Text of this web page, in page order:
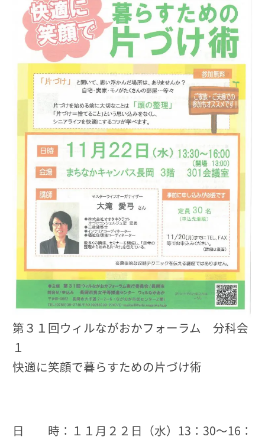
第３１回ウィルながおかフォーラム 分科会
１
快適に笑顔で暮らすための片づけ術
日 時：１１月２２日（水）13：30～16：